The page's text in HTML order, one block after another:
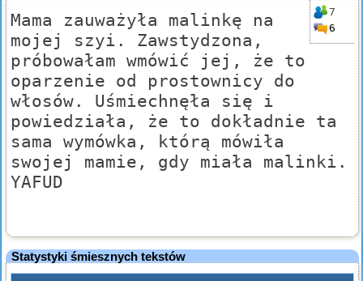
7
6
Mama zauważyła malinkę na
mojej szyi. Zawstydzona,
próbowałam wmówić jej, że to
oparzenie od prostownicy do
włosów. Uśmiechnęła się i
powiedziała, że to dokładnie ta
sama wymówka, którą mówiła
swojej mamie, gdy miała malinki.
YAFUD
Statystyki śmiesznych tekstów